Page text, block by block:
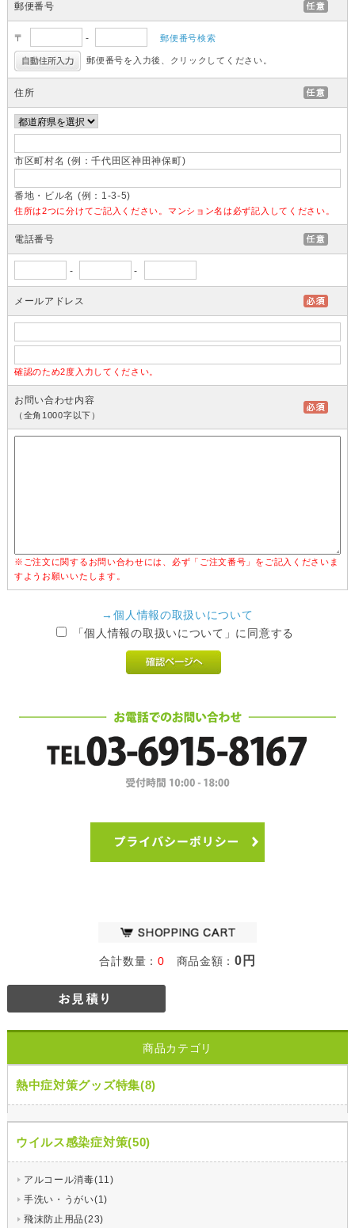
郵便番号
〒 - 郵便番号検索
郵便番号を入力後、クリックしてください。
住所
市区町村名 (例：千代田区神田神保町)
番地・ビル名 (例：1-3-5)
住所は2つに分けてご記入ください。マンション名は必ず記入してください。
電話番号
- -
メールアドレス
確認のため2度入力してください。
お問い合わせ内容
（全角1000字以下）
※ご注文に関するお問い合わせには、必ず「ご注文番号」をご記入くださいま
すようお願いいたします。
→個人情報の取扱いについて
「個人情報の取扱いについて」に同意する
合計数量： 0 商品金額：0円
商品カテゴリ
熱中症対策グッズ特集(8)
ウイルス感染症対策(50)
アルコール消毒(11)
手洗い・うがい(1)
飛沫防止用品(23)